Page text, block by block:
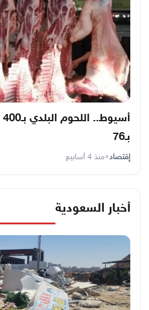
بـ76
إقتصاد•منذ 4 أسابيع
أخبار السعودية